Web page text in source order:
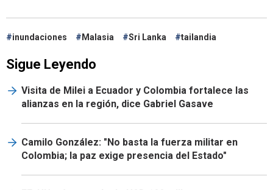
inundaciones Malasia Sri Lanka tailandia
Sigue Leyendo
Visita de Milei a Ecuador y Colombia fortalece las
alianzas en la región, dice Gabriel Gasave
Camilo González: "No basta la fuerza militar en
Colombia; la paz exige presencia del Estado"